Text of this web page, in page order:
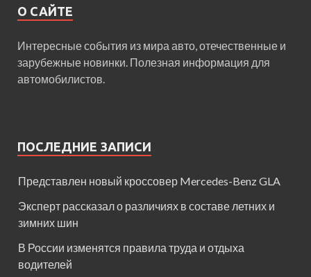
О САЙТЕ
Интересные события из мира авто, отечественные и
зарубежные новинки. Полезная информация для
автомобилистов.
ПОСЛЕДНИЕ ЗАПИСИ
Представлен новый кроссовер Mercedes-Benz GLA
Эксперт рассказал о различиях в составе летних и
зимних шин
В России изменятся правила труда и отдыха
водителей